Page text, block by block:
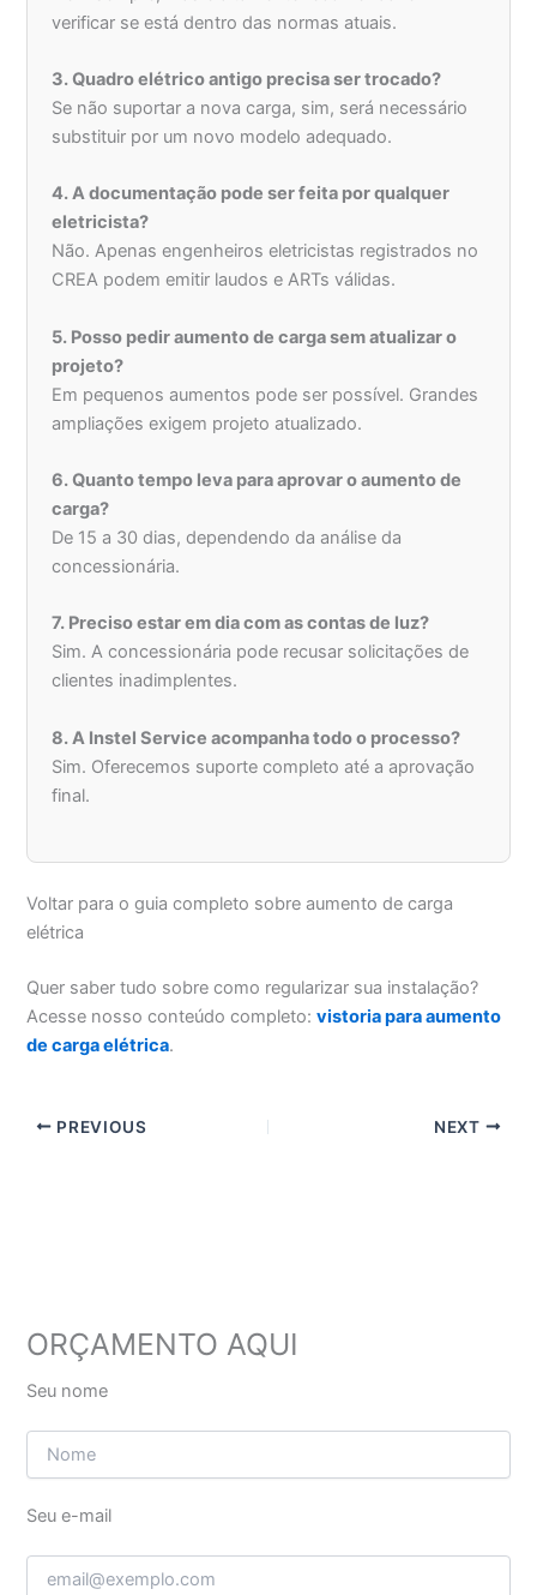
verificar se está dentro das normas atuais.
3. Quadro elétrico antigo precisa ser trocado?
Se não suportar a nova carga, sim, será necessário
substituir por um novo modelo adequado.
4. A documentação pode ser feita por qualquer
eletricista?
Não. Apenas engenheiros eletricistas registrados no
CREA podem emitir laudos e ARTs válidas.
5. Posso pedir aumento de carga sem atualizar o
projeto?
Em pequenos aumentos pode ser possível. Grandes
ampliações exigem projeto atualizado.
6. Quanto tempo leva para aprovar o aumento de
carga?
De 15 a 30 dias, dependendo da análise da
concessionária.
7. Preciso estar em dia com as contas de luz?
Sim. A concessionária pode recusar solicitações de
clientes inadimplentes.
8. A Instel Service acompanha todo o processo?
Sim. Oferecemos suporte completo até a aprovação
final.
Voltar para o guia completo sobre aumento de carga
elétrica
Quer saber tudo sobre como regularizar sua instalação?
Acesse nosso conteúdo completo:vistoria para aumento
de carga elétrica.
PREVIOUS NEXT
ORÇAMENTO AQUI
Seu nome
Seu e-mail